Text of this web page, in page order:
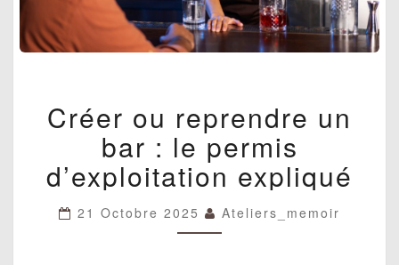
OU
REPRENDRE
UN
BAR
:
PERMIS
D’EXPLOITATION
Créer ou reprendre un
bar : le permis
d’exploitation expliqué
21 Octobre 2025 Ateliers_memoir